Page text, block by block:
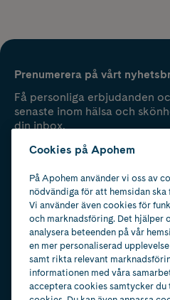
Prenumerera på vårt
Få personliga erbjudanden
senaste inom hälsa och
din inbox.
Cookies på Apohem
På Apohem använder vi oss av
nödvändiga för att hemsidan ska
Vi använder även cookies för
och marknadsföring. Det hjälper
analysera beteenden på vår
en mer personaliserad
samt rikta relevant
informationen med våra
acceptera cookies samtycker du